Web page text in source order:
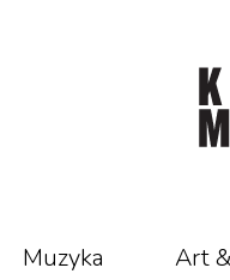
Muzyka Art